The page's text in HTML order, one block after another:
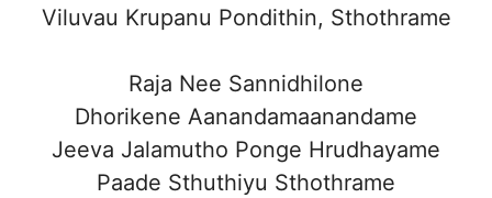
Viluvau Krupanu Pondithin, Sthothrame
Raja Nee Sannidhilone
Dhorikene Aanandamaanandame
Jeeva Jalamutho Ponge Hrudhayame
Paade Sthuthiyu Sthothrame